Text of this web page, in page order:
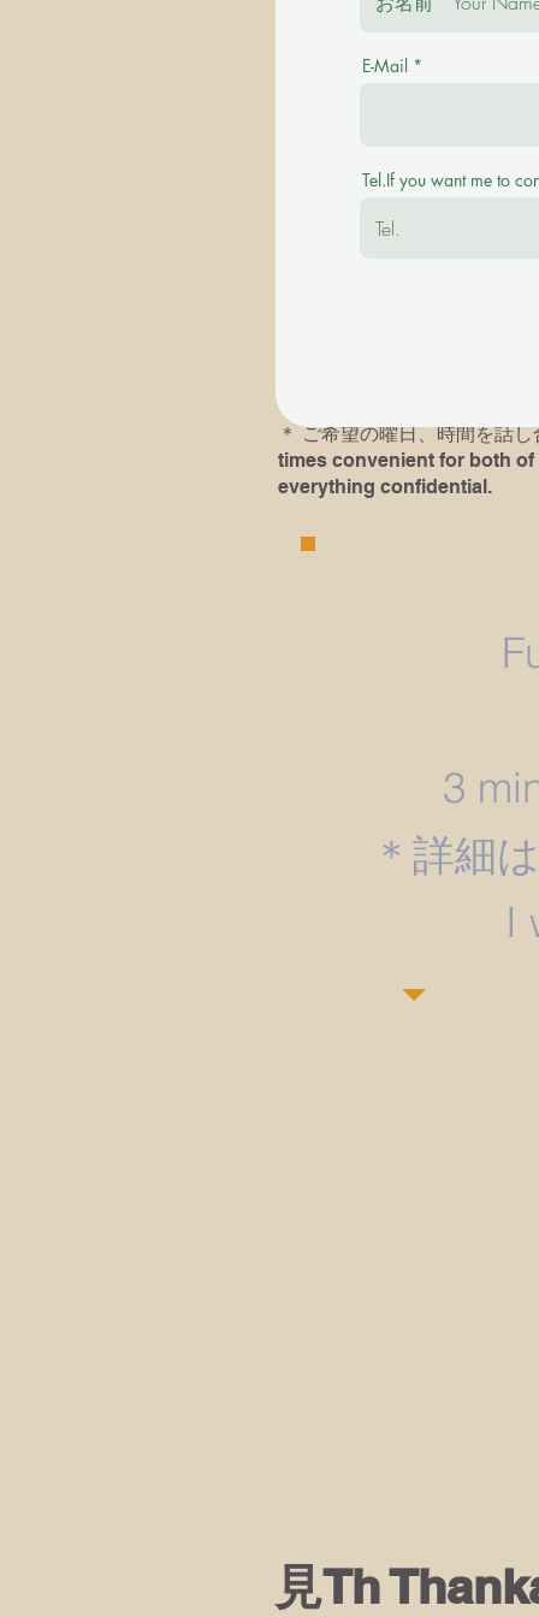
＊その後に有料の体験レッ
available with a fee.
す。If you or your child(
＊​ ご希望の曜日、時間を話
times convenient for both of
everything confidential.
E-Mail
Tel.If you want me to
3
＊詳細
​I
見Th